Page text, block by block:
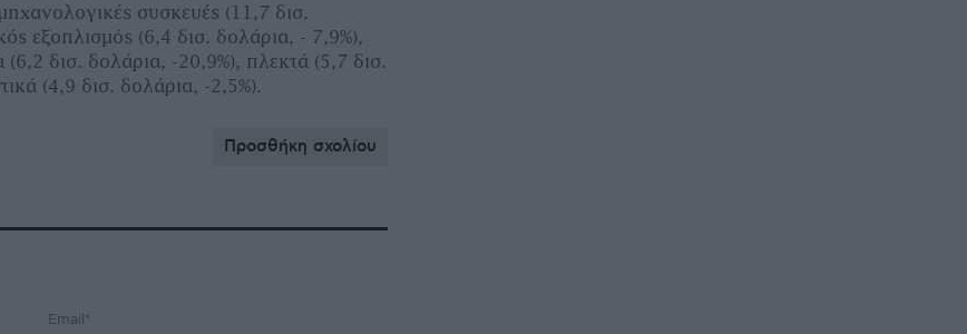
συσκευές (11,7 δισ.
εξοπλισμός (6,4 δισ. δολάρια, - 7,9%),
δισ. δολάρια, -20,9%), πλεκτά (5,7 δισ.
(4,9 δισ. δολάρια, -2,5%).
Προσθήκη σχολίου
Email*